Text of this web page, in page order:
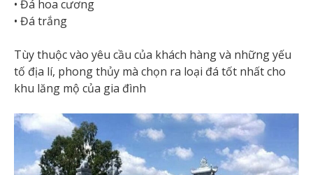
• Đá hoa cương
• Đá trắng
Tùy thuộc vào yêu cầu của khách hàng và những yếu
tố địa lí, phong thủy mà chọn ra loại đá tốt nhất cho
khu lăng mộ của gia đình